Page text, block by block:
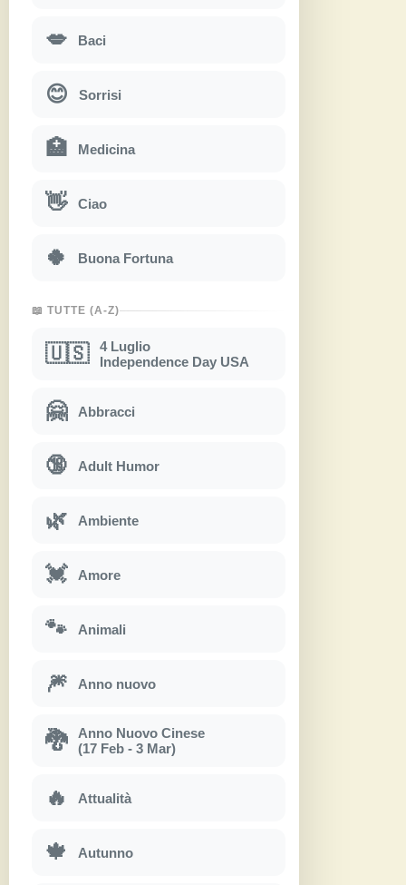
💋 Baci
😊 Sorrisi
🏥 Medicina
👋 Ciao
🍀 Buona Fortuna
📖 TUTTE (A-Z)
🇺🇸
4 Luglio
Independence Day USA
🤗 Abbracci
🔞 Adult Humor
🌿 Ambiente
💓 Amore
🐾 Animali
🎆 Anno nuovo
🐉
Anno Nuovo Cinese
(17 Feb - 3 Mar)
🔥 Attualità
🍁 Autunno